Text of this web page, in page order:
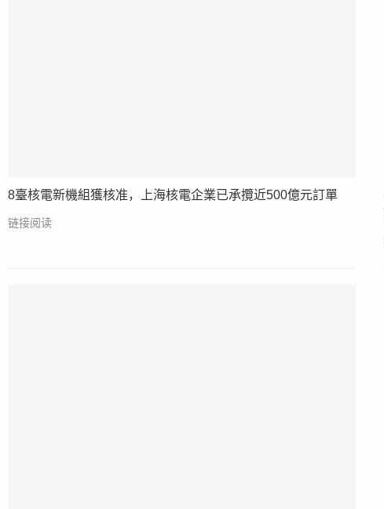
8臺核電新機組獲核准，上海核電企業已承攬近500億元訂單
链接阅读